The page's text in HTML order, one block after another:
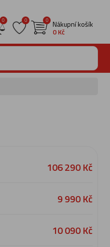
0 0 Nákupní košík
0 Kč
0
106 290 Kč
9 990 Kč
10 090 Kč